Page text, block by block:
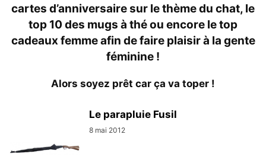
cartes d’anniversaire sur le thème du chat, le
top 10 des mugs à thé ou encore le top
cadeaux femme afin de faire plaisir à la gente
féminine !
Alors soyez prêt car ça va toper !
Le parapluie Fusil
8 mai 2012